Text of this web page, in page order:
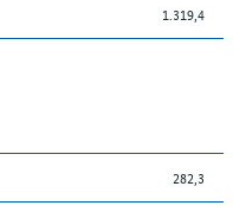
1.319,4
282,3